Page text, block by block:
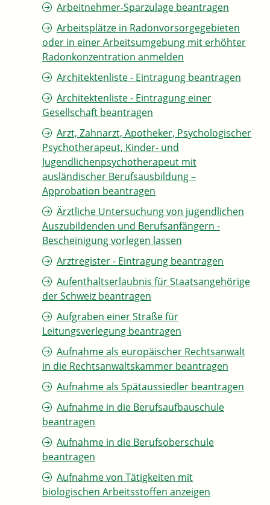
Arbeitnehmer-Sparzulage beantragen
Arbeitsplätze in Radonvorsorgegebieten
oder in einer Arbeitsumgebung mit erhöhter
Radonkonzentration anmelden
Architektenliste - Eintragung beantragen
Architektenliste - Eintragung einer
Gesellschaft beantragen
Arzt, Zahnarzt, Apotheker, Psychologischer
Psychotherapeut, Kinder- und
Jugendlichenpsychotherapeut mit
ausländischer Berufsausbildung –
Approbation beantragen
Ärztliche Untersuchung von jugendlichen
Auszubildenden und Berufsanfängern -
Bescheinigung vorlegen lassen
Arztregister - Eintragung beantragen
Aufenthaltserlaubnis für Staatsangehörige
der Schweiz beantragen
Aufgraben einer Straße für
Leitungsverlegung beantragen
Aufnahme als europäischer Rechtsanwalt
in die Rechtsanwaltskammer beantragen
Aufnahme als Spätaussiedler beantragen
Aufnahme in die Berufsaufbauschule
beantragen
Aufnahme in die Berufsoberschule
beantragen
Aufnahme von Tätigkeiten mit
biologischen Arbeitsstoffen anzeigen